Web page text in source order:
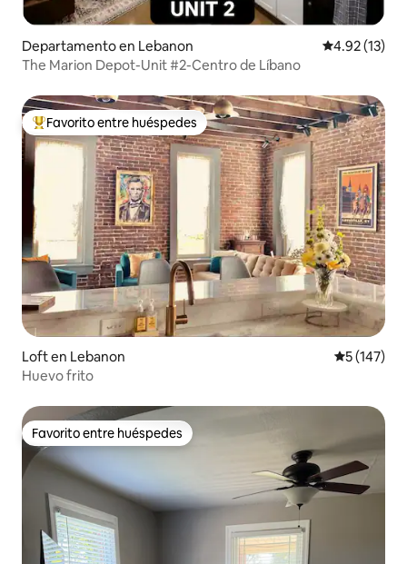
Departamento en Lebanon Calificación
4.92 (13)
The Marion Depot-Unit #2-Centro de Líbano
De los mejores en Favorito entre huéspedes
Favorito entre huéspedes
Loft en Lebanon
5 (147)
Huevo frito
Favorito entre huéspedes
Favorito entre huéspedes